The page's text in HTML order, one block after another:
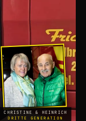
CHRISTINE & HEINRICH
DRITTE GENERATION